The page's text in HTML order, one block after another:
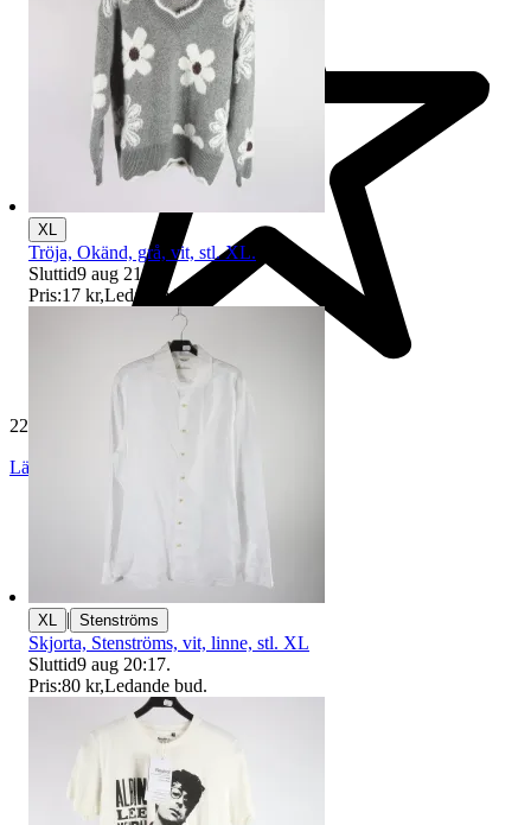
229 571 omdömen
Läs omdömen
XL
Tröja, Okänd, grå, vit, stl. XL.
Sluttid9 aug 21:31
Pris:17 kr,Ledande bud
XL | Stenströms
Skjorta, Stenströms, vit, linne, stl. XL
Sluttid9 aug 20:17.
Pris:80 kr,Ledande bud.